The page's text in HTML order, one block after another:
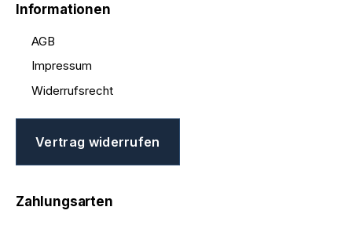
Informationen
AGB
Impressum
Widerrufsrecht
Vertrag widerrufen
Zahlungsarten